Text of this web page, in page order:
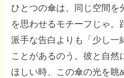
ひとつの傘は、同じ空間を
を思わせるモチーフじゃ。
派手な告白よりも「少し一
ことがあるのう。彼と自然
ほしい時、この傘の光を眺